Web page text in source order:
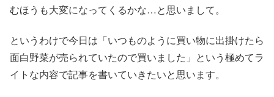
むほうも大変になってくるかな…と思いまして。
というわけで今日は「いつものように買い物に出掛けたら
面白野菜が売られていたので買いました」という極めてラ
イトな内容で記事を書いていきたいと思います。